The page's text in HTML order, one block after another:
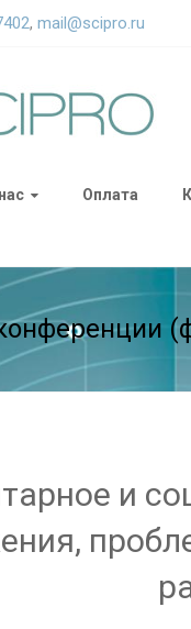
, mail@scipro.ru
Оплата
и